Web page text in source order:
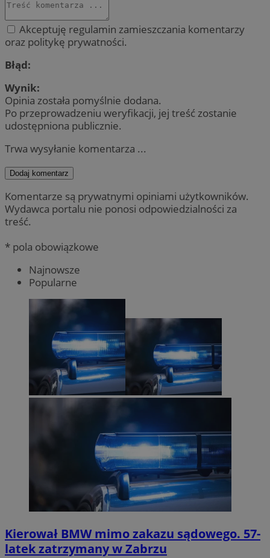
Akceptuję regulamin zamieszczania komentarzy
oraz politykę prywatności.
Błąd:
Wynik:
Opinia została pomyślnie dodana.
Po przeprowadzeniu weryfikacji, jej treść zostanie
udostępniona publicznie.
Trwa wysyłanie komentarza ...
Dodaj komentarz
Komentarze są prywatnymi opiniami użytkowników.
Wydawca portalu nie ponosi odpowiedzialności za
treść.
* pola obowiązkowe
Najnowsze
Popularne
Kierował BMW mimo zakazu sądowego. 57-
latek zatrzymany w Zabrzu